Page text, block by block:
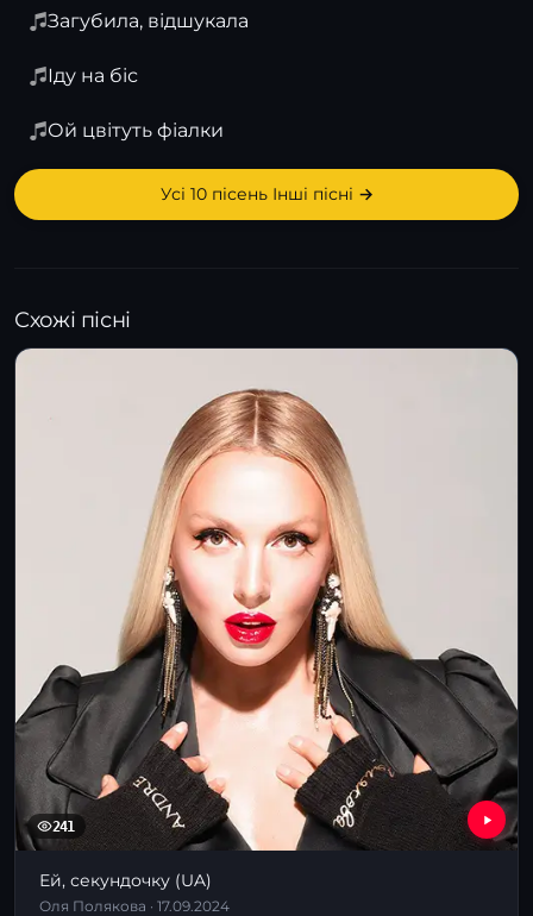
Загубила, відшукала
Іду на біс
Ой цвітуть фіалки
Усі 10 пісень Інші пісні →
Схожі пісні
241
Ей, секундочку (UA)
Оля Полякова · 17.09.2024